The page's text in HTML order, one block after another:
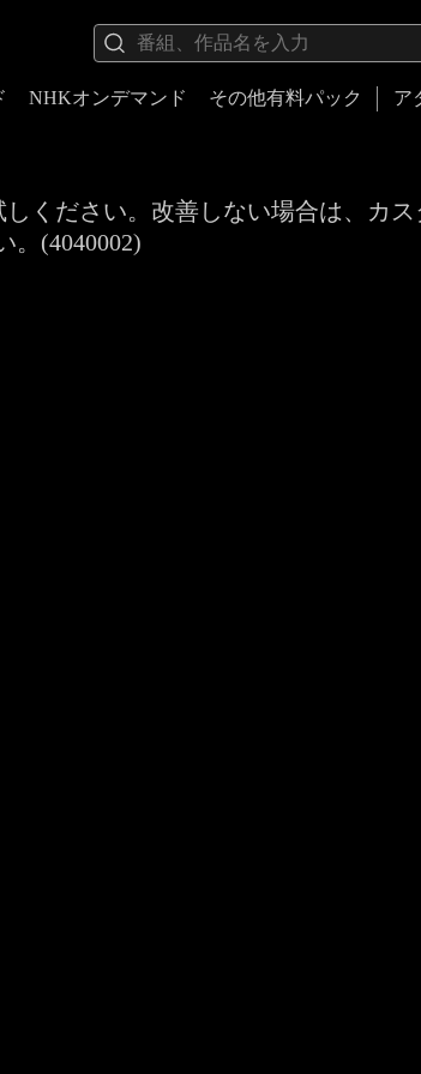
NHKオンデマンド その他有料パック ア
ください。改善しない場合は、カ
。(4040002)